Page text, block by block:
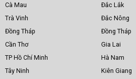
Cà Mau
Trà Vinh
Đồng Tháp
Cần Thơ
TP Hồ Chí Minh
Tây Ninh
Đắc Lắk
Đắc Nông
Đồng Tháp
Gia Lai
Hà Nam
Kiên Giang